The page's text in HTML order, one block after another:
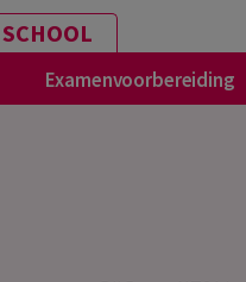
SCHOOL
Examenvoorbereiding